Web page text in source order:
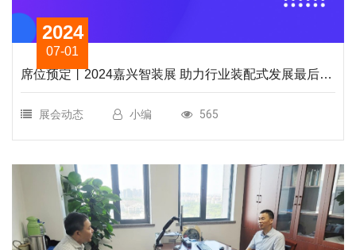
2024
07-01
席位预定丨2024嘉兴智装展 助力行业装配式发展最后一
公里
展会动态 小编 565